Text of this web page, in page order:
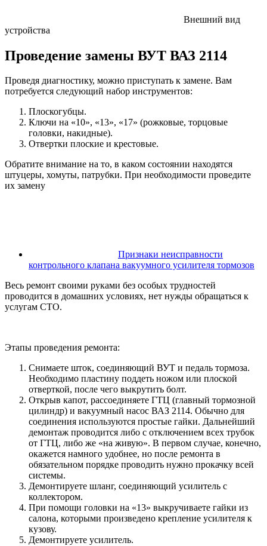
Внешний вид
устройства
Проведение замены ВУТ ВАЗ 2114
Проведя диагностику, можно приступать к замене. Вам
потребуется следующий набор инструментов:
Плоскогубцы.
Ключи на «10», «13», «17» (рожковые, торцовые
головки, накидные).
Отвертки плоские и крестовые.
Обратите внимание на то, в каком состоянии находятся
штуцеры, хомуты, патрубки. При необходимости проведите
их замену
Признаки неисправности
контрольного клапана вакуумного усилителя тормозов
Весь ремонт своими руками без особых трудностей
проводится в домашних условиях, нет нужды обращаться к
услугам СТО.
Этапы проведения ремонта:
Снимаете шток, соединяющий ВУТ и педаль тормоза.
Необходимо пластину поддеть ножом или плоской
отверткой, после чего выкрутить болт.
Открыв капот, рассоединяете ГТЦ (главный тормозной
цилиндр) и вакуумный насос ВАЗ 2114. Обычно для
соединения используются простые гайки. Дальнейший
демонтаж проводится либо с отключением всех трубок
от ГТЦ, либо же «на живую». В первом случае, конечно,
окажется намного удобнее, но после ремонта в
обязательном порядке проводить нужно прокачку всей
системы.
Демонтируете шланг, соединяющий усилитель с
коллектором.
При помощи головки на «13» выкручиваете гайки из
салона, которыми произведено крепление усилителя к
кузову.
Демонтируете усилитель.